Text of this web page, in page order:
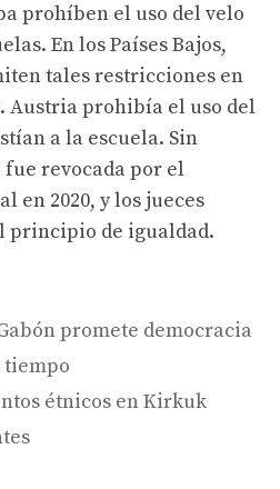
prohíben el uso del velo
En los Países Bajos,
tales restricciones en
Austria prohibía el uso del
a la escuela. Sin
revocada por el
en 2020, y los jueces
principio de igualdad.
promete democracia
tiempo
étnicos en Kirkuk